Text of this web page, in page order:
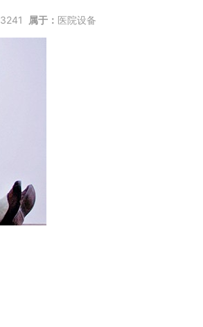
3241 属于： 医院设备